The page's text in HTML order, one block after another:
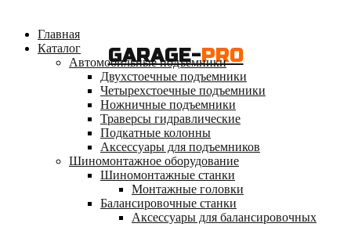
GARAGE-PRO
Главная
Каталог
Автомобильные подъемники
Двухстоечные подъемники
Четырехстоечные подъемники
Ножничные подъемники
Траверсы гидравлические
Подкатные колонны
Аксессуары для подъемников
Шиномонтажное оборудование
Шиномонтажные станки
Монтажные головки
Балансировочные станки
Аксессуары для балансировочных